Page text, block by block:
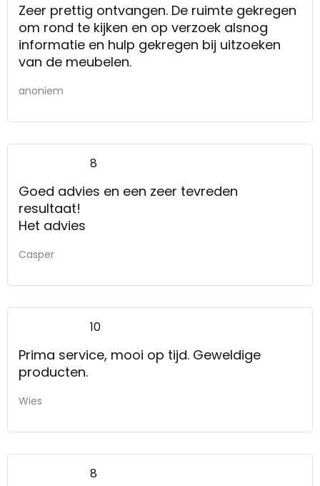
Zeer prettig ontvangen. De ruimte gekregen
om rond te kijken en op verzoek alsnog
informatie en hulp gekregen bij uitzoeken
van de meubelen.
anoniem
8
Goed advies en een zeer tevreden
resultaat!
Het advies
Casper
10
Prima service, mooi op tijd. Geweldige
producten.
Wies
8